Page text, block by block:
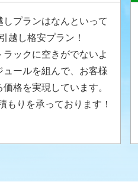
プランはなんといって
越し格安プラン！
ックに空きがでないよ
ュールを組んで、お客様
格を実現しています。
もりを承っております！